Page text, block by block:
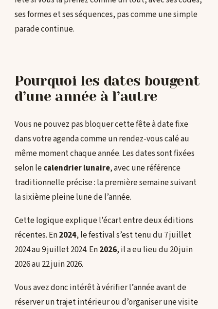
ses formes et ses séquences, pas comme une simple
parade continue.
Pourquoi les dates bougent
d’une année à l’autre
Vous ne pouvez pas bloquer cette fête à date fixe
dans votre agenda comme un rendez-vous calé au
même moment chaque année. Les dates sont fixées
selon lecalendrier lunaire, avec une référence
traditionnelle précise : la première semaine suivant
la sixième pleine lune de l’année.
Cette logique explique l’écart entre deux éditions
récentes. En2024, le festival s’est tenu du 7 juillet
2024 au 9 juillet 2024. En2026, il a eu lieu du 20 juin
2026 au 22 juin 2026.
Vous avez donc intérêt à vérifier l’année avant de
réserver un trajet intérieur ou d’organiser une visite